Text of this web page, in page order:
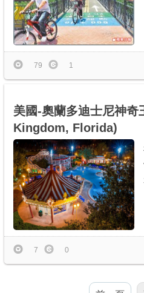
商家合作
推薦景點
討論區
聯絡我們
APP下載
79 1
美國-奧蘭多迪士尼神奇
Kingdom, Florida)
7 0